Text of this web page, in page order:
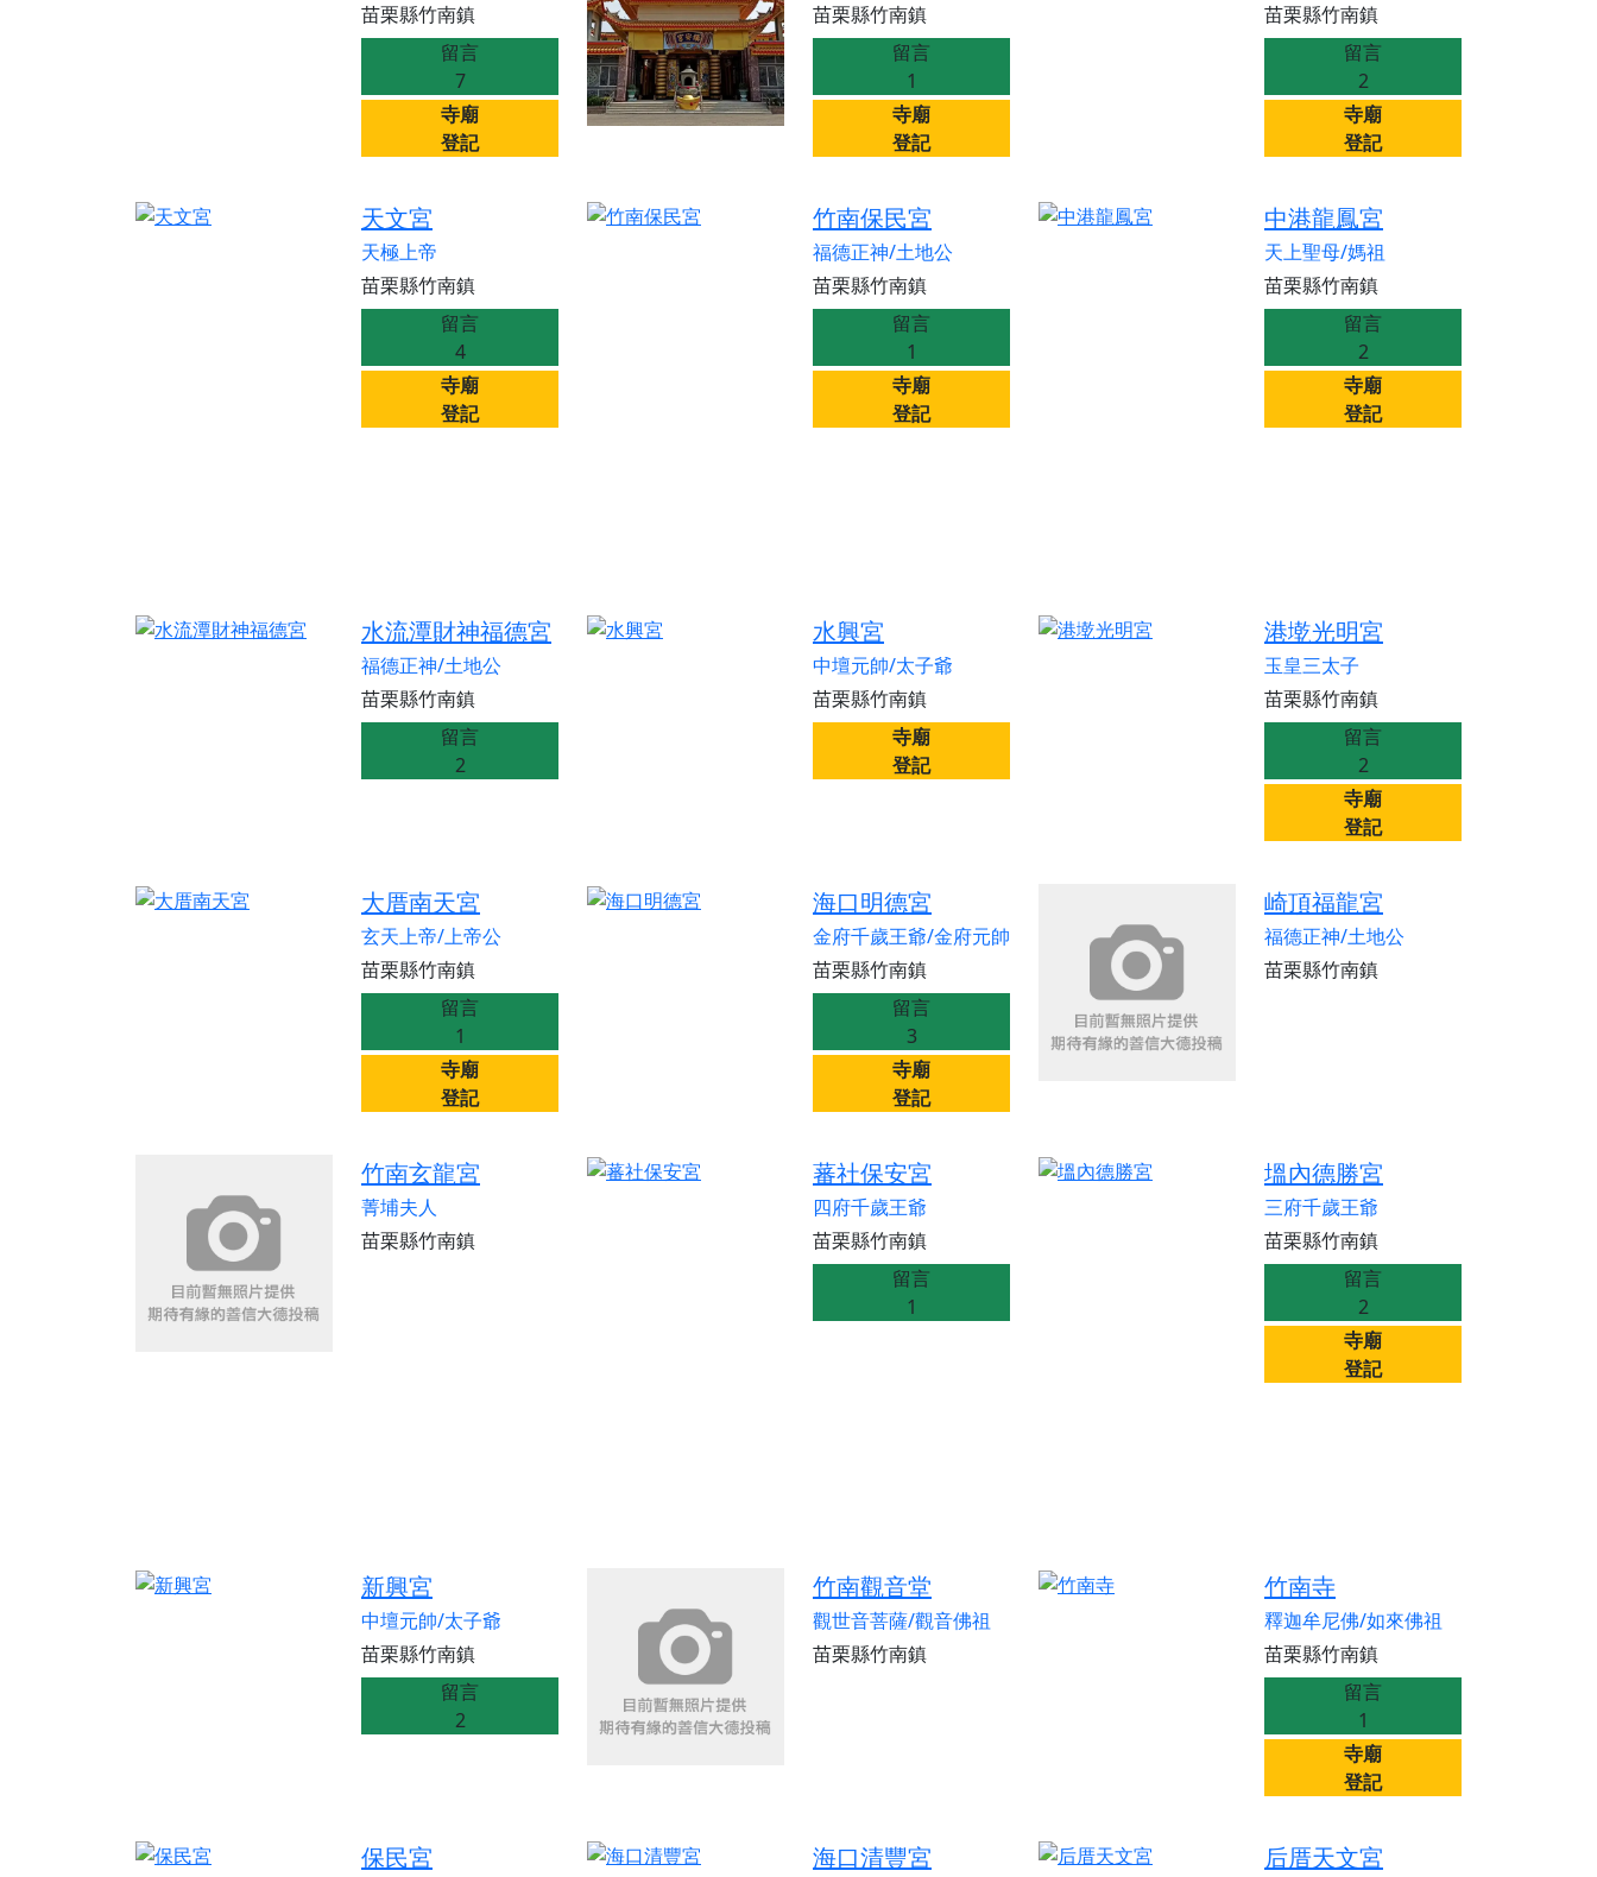
苗栗縣竹南鎮
留言
7
寺廟
登記
苗栗縣竹南鎮
留言
1
寺廟
登記
苗栗縣竹南鎮
留言
2
寺廟
登記
天文宮
天極上帝
苗栗縣竹南鎮
留言
4
寺廟
登記
竹南保民宮
福德正神/土地公
苗栗縣竹南鎮
留言
1
寺廟
登記
中港龍鳳宮
天上聖母/媽祖
苗栗縣竹南鎮
留言
2
寺廟
登記
水流潭財神福德宮
福德正神/土地公
苗栗縣竹南鎮
留言
2
水興宮
中壇元帥/太子爺
苗栗縣竹南鎮
寺廟
登記
港墘光明宮
玉皇三太子
苗栗縣竹南鎮
留言
2
寺廟
登記
大厝南天宮
玄天上帝/上帝公
苗栗縣竹南鎮
留言
1
寺廟
登記
海口明德宮
金府千歲王爺/金府元帥
苗栗縣竹南鎮
留言
3
寺廟
登記
崎頂福龍宮
福德正神/土地公
苗栗縣竹南鎮
竹南玄龍宮
菁埔夫人
苗栗縣竹南鎮
蕃社保安宮
四府千歲王爺
苗栗縣竹南鎮
留言
1
塭內德勝宮
三府千歲王爺
苗栗縣竹南鎮
留言
2
寺廟
登記
新興宮
中壇元帥/太子爺
苗栗縣竹南鎮
留言
2
竹南觀音堂
觀世音菩薩/觀音佛祖
苗栗縣竹南鎮
竹南寺
釋迦牟尼佛/如來佛祖
苗栗縣竹南鎮
留言
1
寺廟
登記
保民宮 海口清豐宮 后厝天文宮